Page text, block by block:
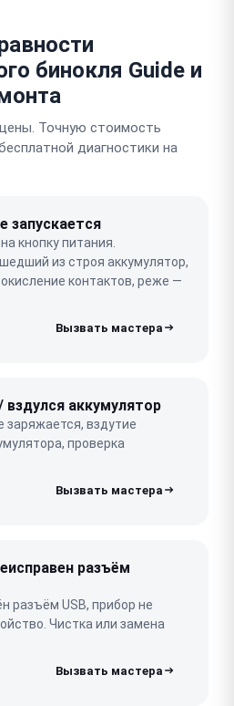
бинокля Guide и
Точную стоимость
диагностики на
запускается
кнопку питания.
из строя аккумулятор,
контактов, реже —
аккумулятор
заряжается, вздутие
проверка
разъём
разъём USB, прибор не
Чистка или замена